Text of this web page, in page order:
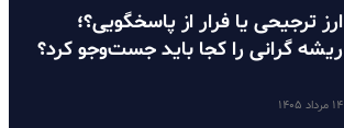
ارز ترجیحی یا فرار از پاسخگویی؟؛
ریشه گرانی را کجا باید جست‌وجو کرد؟
۱۴ مرداد ۱۴۰۵